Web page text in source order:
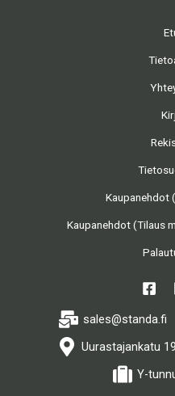
Kaupanehdot
Kaupanehdot (Tilaus
sales@standa.fi
Uurastajankatu
Y-